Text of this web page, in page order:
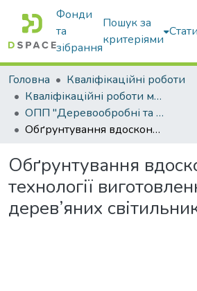
Фонди
та
зібрання
Пошук за
критеріями
Головна
Кваліфікаційні роботи
Кваліфікаційні роботи магістрів
ОПП "Деревообробні та меблеві технології"
Обґрунтування вдосконалення технології виготовлення дерев’яних світильників
Обґрунтування
технології
дерев’яних